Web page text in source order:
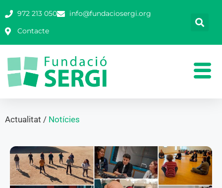
972 213 050
info@fundaciosergi.org
Contacte
Actualitat / Notícies